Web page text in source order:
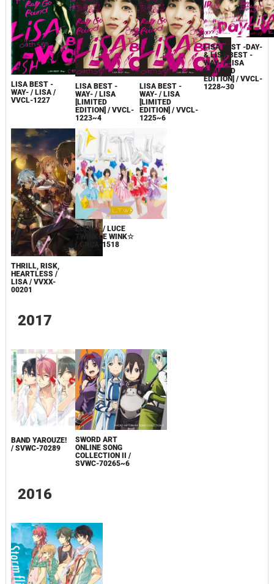
LISA BEST -
WAY- / LISA /
VVCL-1227
LISA BEST -
WAY- / LISA
[LIMITED
EDITION] / VVCL-
1223~4
LISA BEST -
WAY- / LISA
[LIMITED
EDITION] / VVCL-
1225~6
LISA BEST -DAY-
& LISA BEST -
WAY- / LISA
[LIMITED
EDITION] / VVCL-
1228~30
THRILL, RISK,
HEARTLESS /
LISA / VVXX-
00201
LLTW☆ / LUCE
TWINKLE WINK☆
/ GNCA-1518
2017
BAND YAROUZE!
/ SVWC-70289
SWORD ART
ONLINE SONG
COLLECTION II /
SVWC-70265~6
2016